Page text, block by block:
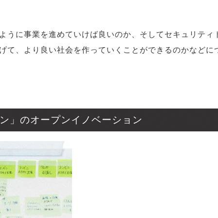
うに事業を進めていけば良いのか、そしてセキュリティ
て、より良い社会を作っていくことができるのかなどに
」のオープンイノベーション